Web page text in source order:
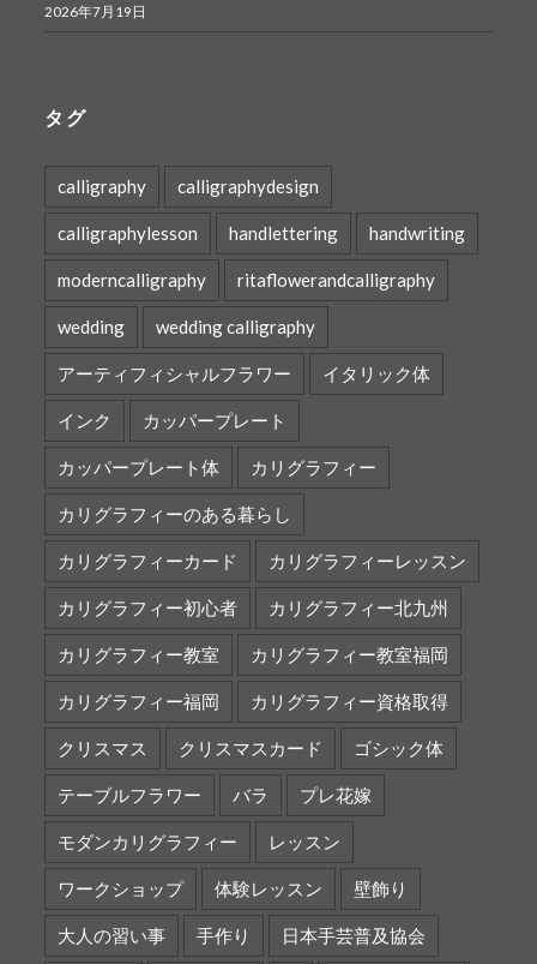
2026年7月19日
タグ
calligraphy calligraphydesign
calligraphylesson handlettering handwriting
moderncalligraphy ritaflowerandcalligraphy
wedding wedding calligraphy
アーティフィシャルフラワー イタリック体
インク カッパープレート
カッパープレート体 カリグラフィー
カリグラフィーのある暮らし
カリグラフィーカード カリグラフィーレッスン
カリグラフィー初心者 カリグラフィー北九州
カリグラフィー教室 カリグラフィー教室福岡
カリグラフィー福岡 カリグラフィー資格取得
クリスマス クリスマスカード ゴシック体
テーブルフラワー バラ プレ花嫁
モダンカリグラフィー レッスン
ワークショップ 体験レッスン 壁飾り
大人の習い事 手作り 日本手芸普及協会